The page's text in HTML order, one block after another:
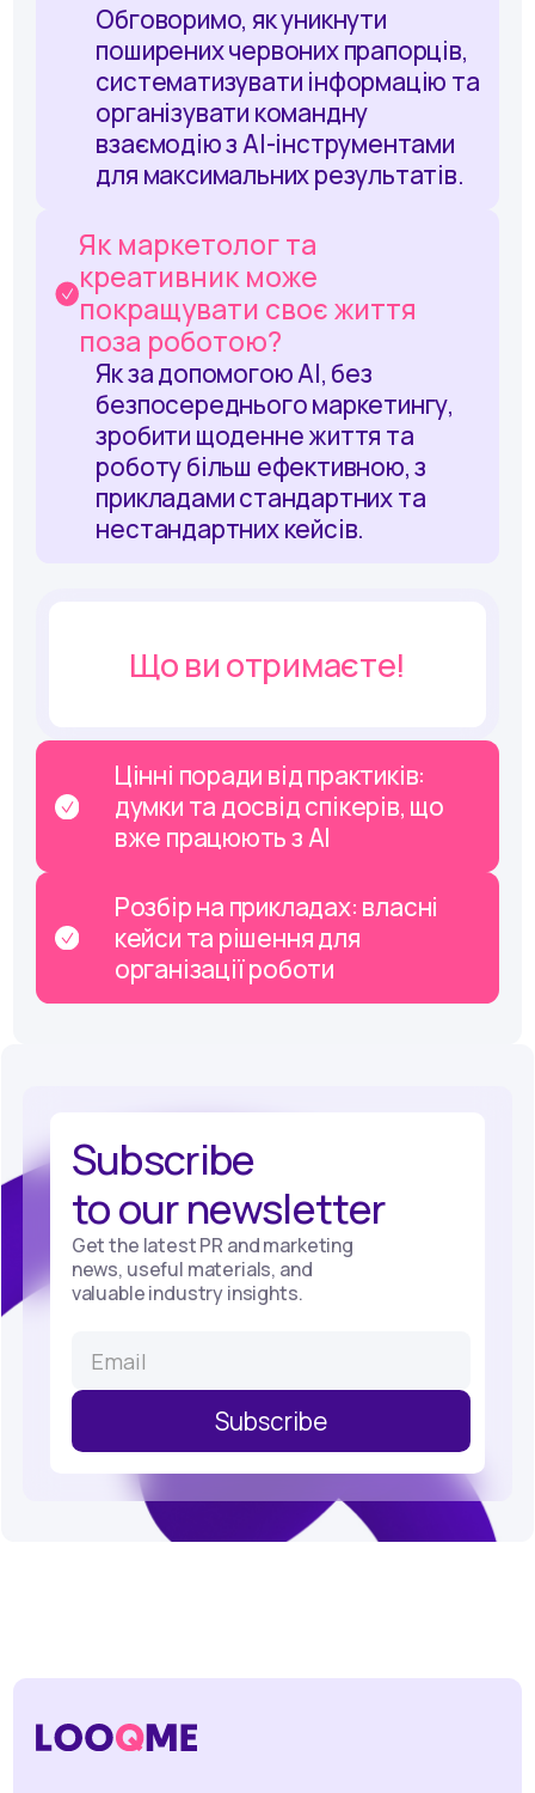
Обговоримо, як уникнути
поширених червоних прапорців,
систематизувати інформацію та
організувати командну
взаємодію з AI-інструментами
для максимальних результатів.
Як маркетолог та
креативник може
покращувати своє життя
поза роботою?
Як за допомогою AI, без
безпосереднього маркетингу,
зробити щоденне життя та
роботу більш ефективною, з
прикладами стандартних та
нестандартних кейсів.
Що ви отримаєте!
Цінні поради від практиків:
думки та досвід спікерів, що
вже працюють з AI
Розбір на прикладах: власні
кейси та рішення для
організації роботи
Subscribe
to our newsletter
Get the latest PR and marketing
news, useful materials, and
valuable industry insights.